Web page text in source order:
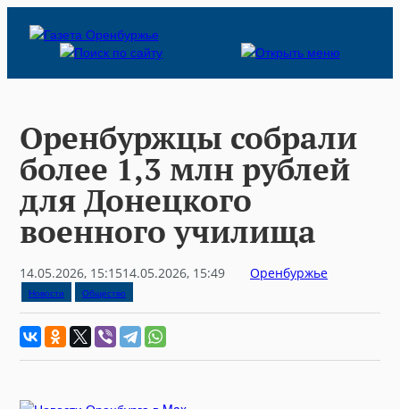
Оренбуржцы собрали
более 1,3 млн рублей
для Донецкого
военного училища
14.05.2026, 15:1514.05.2026, 15:49 Оренбуржье
Новости Общество